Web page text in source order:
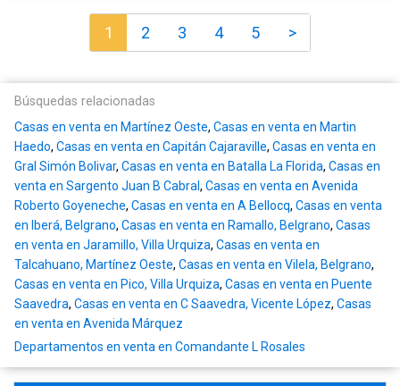
1 2 3 4 5 >
Búsquedas relacionadas
Casas en venta en Martínez Oeste, Casas en venta en Martin
Haedo, Casas en venta en Capitán Cajaraville, Casas en venta en
Gral Simón Bolivar, Casas en venta en Batalla La Florida, Casas en
venta en Sargento Juan B Cabral, Casas en venta en Avenida
Roberto Goyeneche, Casas en venta en A Bellocq, Casas en venta
en Iberá, Belgrano, Casas en venta en Ramallo, Belgrano, Casas
en venta en Jaramillo, Villa Urquiza, Casas en venta en
Talcahuano, Martínez Oeste, Casas en venta en Vilela, Belgrano,
Casas en venta en Pico, Villa Urquiza, Casas en venta en Puente
Saavedra, Casas en venta en C Saavedra, Vicente López, Casas
en venta en Avenida Márquez
Departamentos en venta en Comandante L Rosales